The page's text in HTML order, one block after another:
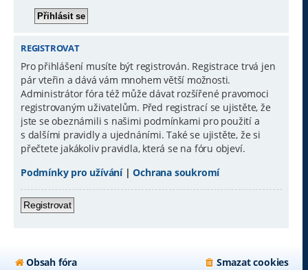
REGISTROVAT
Pro přihlášení musíte být registrován. Registrace trvá jen
pár vteřin a dává vám mnohem větší možnosti.
Administrátor fóra též může dávat rozšířené pravomoci
registrovaným uživatelům. Před registrací se ujistěte, že
jste se obeznámili s našimi podmínkami pro použití a
s dalšími pravidly a ujednáními. Také se ujistěte, že si
přečtete jakákoliv pravidla, která se na fóru objeví.
Podmínky pro užívání|Ochrana soukromí
Registrovat
Obsah fóra Smazat cookies